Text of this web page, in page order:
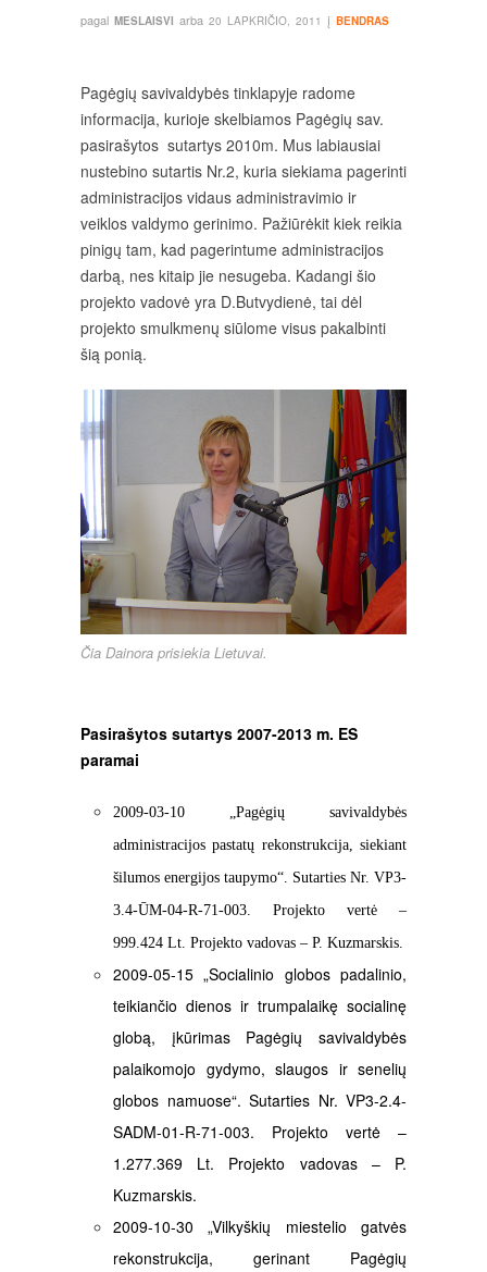
pagal MESLAISVI arba 20 LAPKRIČIO, 2011 į BENDRAS
Pagėgių savivaldybės tinklapyje radome
informacija, kurioje skelbiamos Pagėgių sav.
pasirašytos sutartys 2010m. Mus labiausiai
nustebino sutartis Nr.2, kuria siekiama pagerinti
administracijos vidaus administravimio ir
veiklos valdymo gerinimo. Pažiūrėkit kiek reikia
pinigų tam, kad pagerintume administracijos
darbą, nes kitaip jie nesugeba. Kadangi šio
projekto vadovė yra D.Butvydienė, tai dėl
projekto smulkmenų siūlome visus pakalbinti
šią ponią.
Čia Dainora prisiekia Lietuvai.
Pasirašytos sutartys 2007-2013 m. ES
paramai
2009-03-10 „Pagėgių savivaldybės
administracijos pastatų rekonstrukcija, siekiant
šilumos energijos taupymo“. Sutarties Nr. VP3-
3.4-ŪM-04-R-71-003. Projekto vertė –
999.424 Lt. Projekto vadovas – P. Kuzmarskis.
2009-05-15 „Socialinio globos padalinio,
teikiančio dienos ir trumpalaikę socialinę
globą, įkūrimas Pagėgių savivaldybės
palaikomojo gydymo, slaugos ir senelių
globos namuose“. Sutarties Nr. VP3-2.4-
SADM-01-R-71-003. Projekto vertė –
1.277.369 Lt. Projekto vadovas – P.
Kuzmarskis.
2009-10-30 „Vilkyškių miestelio gatvės
rekonstrukcija, gerinant Pagėgių